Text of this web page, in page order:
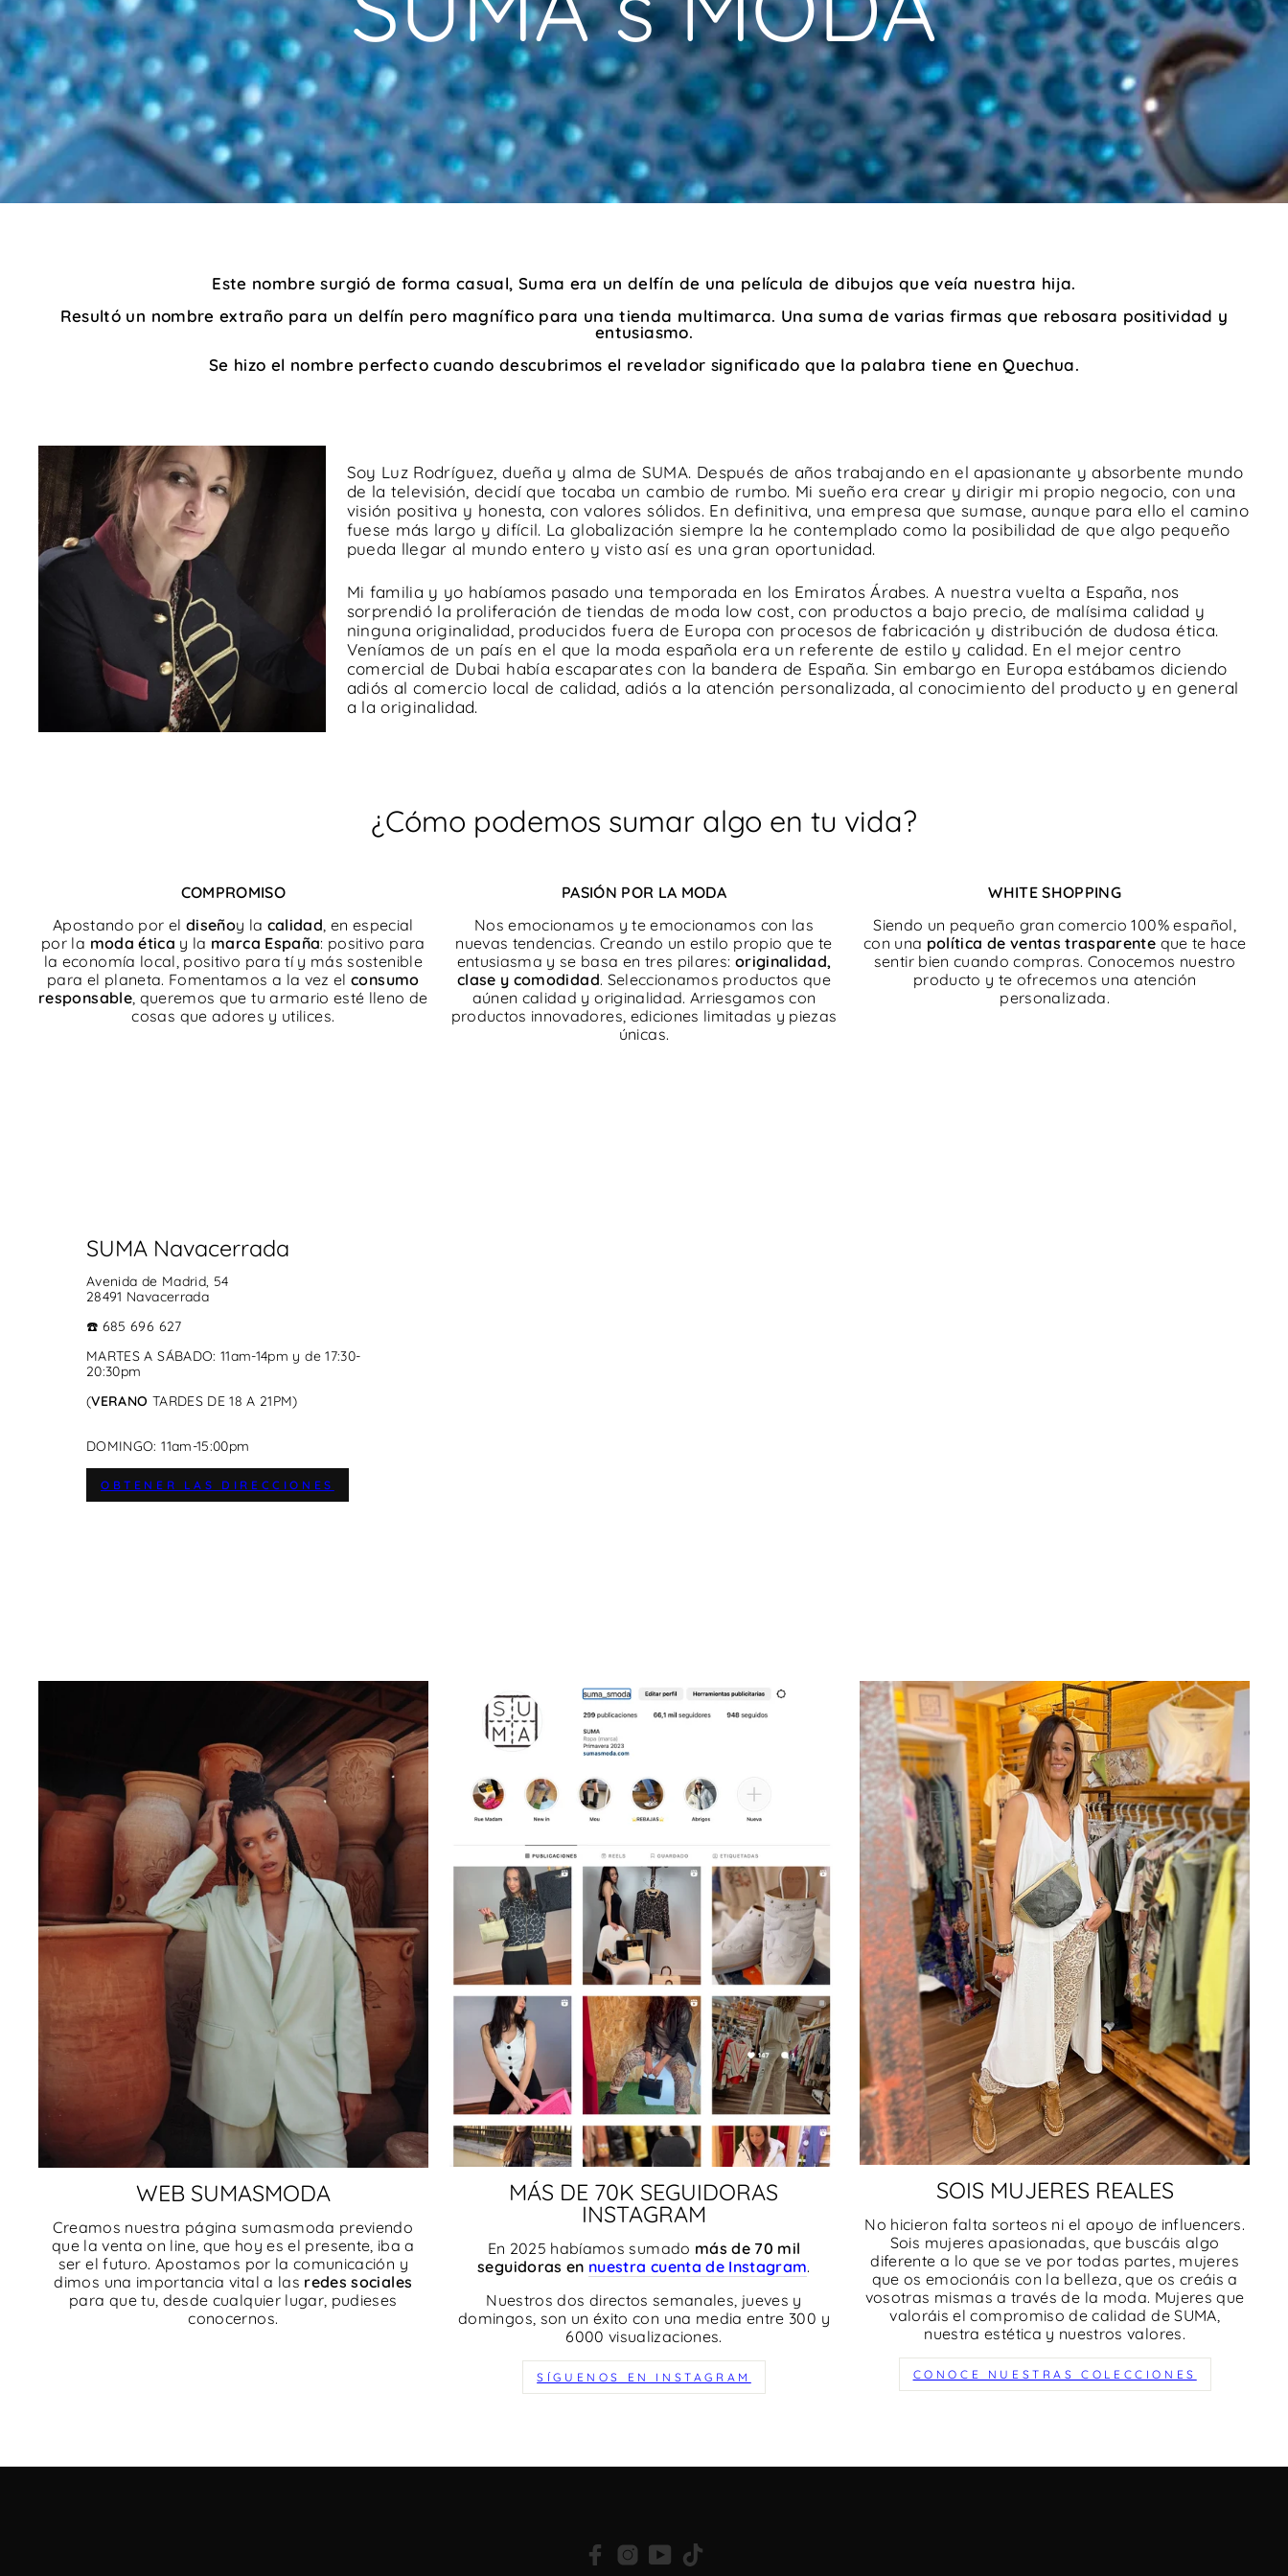
Este nombre surgió de forma casual, Suma era un delfín de una película de dibujos que veía nuestra hija.
Resultó un nombre extraño para un delfín pero magnífico para una tienda multimarca. Una suma de varias firmas que rebosara positividad y
entusiasmo.
Se hizo el nombre perfecto cuando descubrimos el revelador significado que la palabra tiene en Quechua.
Soy Luz Rodríguez, dueña y alma de SUMA. Después de años trabajando en el apasionante y absorbente mundo
de la televisión, decidí que tocaba un cambio de rumbo. Mi sueño era crear y dirigir mi propio negocio, con una
visión positiva y honesta, con valores sólidos. En definitiva, una empresa que sumase, aunque para ello el camino
fuese más largo y difícil. La globalización siempre la he contemplado como la posibilidad de que algo pequeño
pueda llegar al mundo entero y visto así es una gran oportunidad.
Mi familia y yo habíamos pasado una temporada en los Emiratos Árabes. A nuestra vuelta a España, nos
sorprendió la proliferación de tiendas de moda low cost, con productos a bajo precio, de malísima calidad y
ninguna originalidad, producidos fuera de Europa con procesos de fabricación y distribución de dudosa ética.
Veníamos de un país en el que la moda española era un referente de estilo y calidad. En el mejor centro
comercial de Dubai había escaparates con la bandera de España. Sin embargo en Europa estábamos diciendo
adiós al comercio local de calidad, adiós a la atención personalizada, al conocimiento del producto y en general
a la originalidad.
¿Cómo podemos sumar algo en tu vida?
COMPROMISO
Apostando por el diseñoy la calidad, en especial
por la moda ética y la marca España: positivo para
la economía local, positivo para tí y más sostenible
para el planeta. Fomentamos a la vez elconsumo
responsable, queremos que tu armario esté lleno de
cosas que adores y utilices.
PASIÓN POR LA MODA
Nos emocionamos y te emocionamos con las
nuevas tendencias. Creando un estilo propio que te
entusiasma y se basa en tres pilares: originalidad,
clase y comodidad. Seleccionamos productos que
aúnen calidad y originalidad. Arriesgamos con
productos innovadores, ediciones limitadas y piezas
únicas.
WHITE SHOPPING
Siendo un pequeño gran comercio 100% español,
con una política de ventas trasparente que te hace
sentir bien cuando compras. Conocemos nuestro
producto y te ofrecemos una atención
personalizada.
SUMA Navacerrada
Avenida de Madrid, 54
28491 Navacerrada
☎️ 685 696 627
MARTES A SÁBADO: 11am-14pm y de 17:30-
20:30pm
(VERANO TARDES DE 18 A 21PM)
DOMINGO: 11am-15:00pm
OBTENER LAS DIRECCIONES
WEB SUMASMODA
Creamos nuestra página sumasmoda previendo
que la venta on line, que hoy es el presente, iba a
ser el futuro. Apostamos por la comunicación y
dimos una importancia vital a las redes sociales
para que tu, desde cualquier lugar, pudieses
conocernos.
MÁS DE 70K SEGUIDORAS
INSTAGRAM
En 2025 habíamos sumado más de 70 mil
seguidoras en nuestra cuenta de Instagram.
Nuestros dos directos semanales, jueves y
domingos, son un éxito con una media entre 300 y
6000 visualizaciones.
SÍGUENOS EN INSTAGRAM
SOIS MUJERES REALES
No hicieron falta sorteos ni el apoyo de influencers.
Sois mujeres apasionadas, que buscáis algo
diferente a lo que se ve por todas partes, mujeres
que os emocionáis con la belleza, que os creáis a
vosotras mismas a través de la moda. Mujeres que
valoráis el compromiso de calidad de SUMA,
nuestra estética y nuestros valores.
CONOCE NUESTRAS COLECCIONES
FacebookInstagram
YouTube